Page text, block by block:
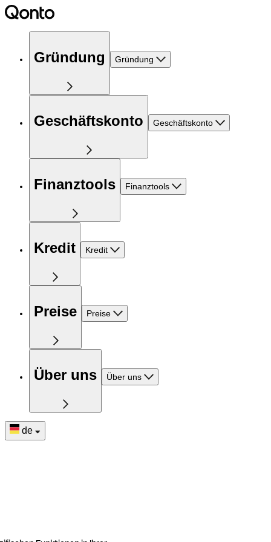
Gründung Gründung
Geschäftskonto Geschäftskonto
Finanztools Finanztools
Kredit Kredit
Preise Preise
Über uns Über uns
de